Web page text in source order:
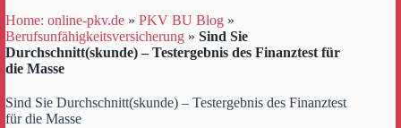
Home: online-pkv.de » PKV BU Blog »
Berufsunfähigkeitsversicherung » Sind Sie
Durchschnitt(skunde) – Testergebnis des Finanztest für
die Masse
Sind Sie Durchschnitt(skunde) – Testergebnis des Finanztest
für die Masse